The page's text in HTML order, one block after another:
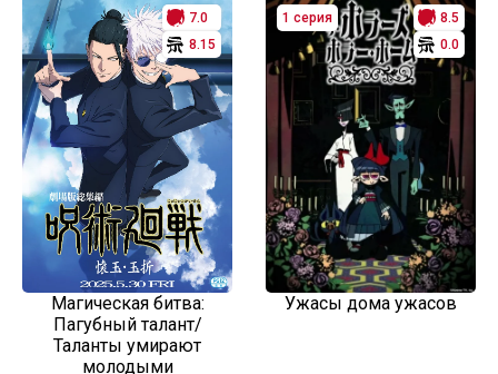
7.0
8.15
Магическая битва:
Пагубный талант/
Таланты умирают
молодыми
1 серия
8.5
0.0
Ужасы дома ужасов